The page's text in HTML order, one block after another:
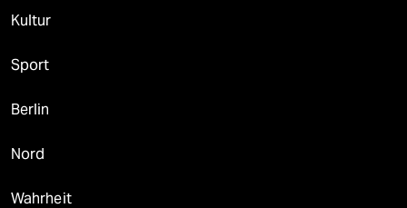
Kultur
Sport
Berlin
Nord
Wahrheit